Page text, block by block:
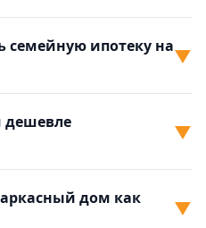
семейную ипотеку на▼
дешевле
▼
дом как
▼